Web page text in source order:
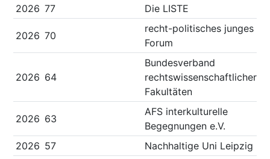
2026 77 Die LISTE
2026 70
recht-politisches junges
Forum
2026 64
Bundesverband
rechtswissenschaftlicher
Fakultäten
2026 63
AFS interkulturelle
Begegnungen e.V.
2026 57
Nachhaltige Uni Leipzig